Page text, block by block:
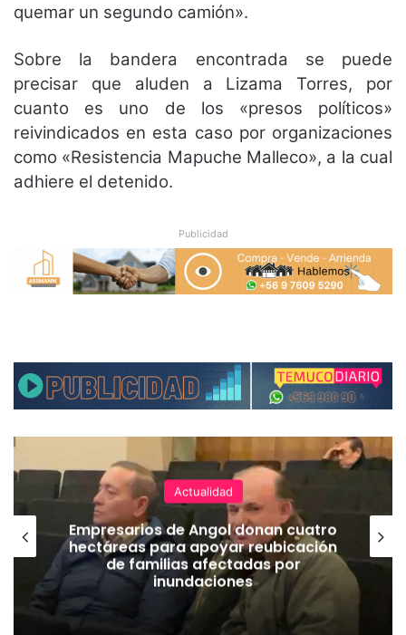
quemar un segundo camión».
Sobre la bandera encontrada se puede
precisar que aluden a Lizama Torres, por
cuanto es uno de los «presos políticos»
reivindicados en esta caso por organizaciones
como «Resistencia Mapuche Malleco», a la cual
adhiere el detenido.
Publicidad
Actualidad
Empresarios de Angol donan cuatro
hectáreas para apoyar reubicación
de familias afectadas por
inundaciones